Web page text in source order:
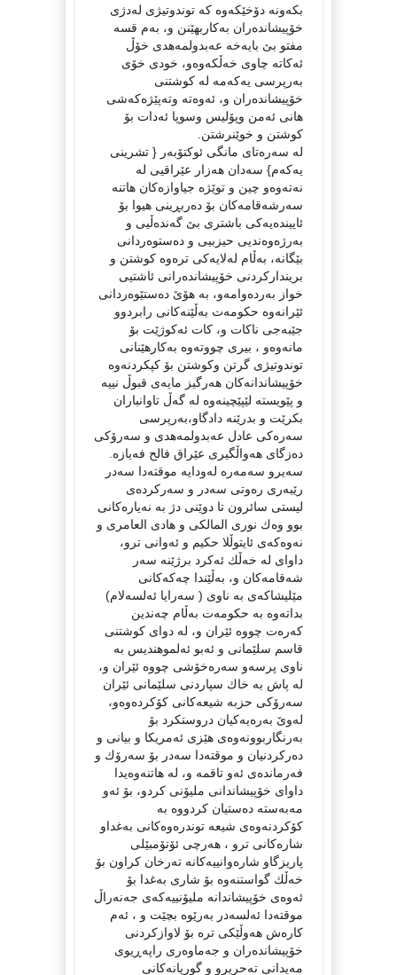
بكه‌ونه‌ دۆخێكه‌وه‌ كه‌ توندوتیژی له‌دژی
خۆپیشانده‌ران به‌كاربهێنن و، به‌م قسه‌
مفتو بێ بایه‌خه‌ عه‌بدولمه‌هدی خۆڵ
ئه‌كاته‌ چاوی خه‌ڵكه‌وه‌و، خودی خۆی
به‌رپرسی یه‌كه‌مه‌ له‌ كوشتنی
خۆپیشانده‌ران و، ئه‌وه‌ته‌ وته‌پێژه‌كه‌شی
هانی ئه‌من وپۆلیس وسوپا ئه‌دات بۆ
كوشتن و خوێنرشتن.
له‌ سه‌ره‌تای مانگی ئوكتۆبه‌ر { تشرینی
یه‌كه‌م} سه‌دان هه‌زار عێراقیی له‌
نه‌ته‌وه‌و چین و توێژه‌ جیاوازەکان هاتنە
سه‌رشه‌قامه‌كان بۆ ده‌ربڕینی هیوا بۆ
ئایینده‌یه‌كی باشتری بێ گه‌نده‌ڵیی و
به‌رژه‌وه‌ندیی حیزبیی و ده‌ستوه‌ردانی
بێگانه‌، بەڵام له‌لایه‌كی تره‌وه‌ كوشتن و
برینداركردنی خۆپیشانده‌رانی ئاشتیی
خواز به‌رده‌وامه‌و، به‌ هۆێ ده‌ستێوه‌ردانی
ئێرانه‌وه‌ حكومه‌ت به‌ڵێنەکانی رابردوو
جێبه‌جی ناكات و، كات ئه‌كوژێت بۆ
مانه‌وه‌و ، بیری چووته‌وه‌ به‌كارهێنانی
توندوتیژی گرتن وكوشتن بۆ كپكردنه‌وه‌
خۆپیشاندانه‌كان هه‌رگیز مایه‌ی قبوڵ نییه‌
و پێویسته‌ لێپێچینه‌وه له‌ گه‌ڵ تاوانباران
بكرێت و بدرێنه‌ دادگاو،به‌رپرسی
سه‌ره‌كی عادل عه‌بدولمه‌هدی و سه‌رۆكی
ده‌زگای هه‌واڵگیری عێراق فالح فه‌یازه.‌‌
سه‌یرو سه‌مه‌ره‌ له‌ودایه‌ موقته‌دا سه‌در
رێبه‌ری ره‌وتی سه‌در و سه‌ركرده‌ی
لیستی سائرو‌ن تا دوێنی دژ به‌ نه‌یاره‌كانی
بوو وه‌ك نوری المالكی و هادی العامری و
نه‌وه‌كه‌ی ئایتوڵلا حكیم و ئه‌وانی ترو،
داوای له‌ خه‌ڵك ئه‌كرد برژێنه‌ سه‌ر
شه‌قامه‌كان و، به‌ڵێندا چه‌كه‌كانی
مێلیشاكه‌ی به‌ ناوی ( سه‌رایا ئه‌لسه‌لام)
بداته‌وه‌ به‌ حكومه‌ت به‌ڵام چه‌ندین
كه‌ره‌ت چووه‌ ئێران و، له‌ دوای كوشتنی
قاسم سلێمانی و ئه‌بو ئه‌لموهندیس به‌
ناوی پرسه‌و سه‌ره‌خۆشی چووه‌ ئێران و،
له‌ پاش به‌ خاك سپاردنی سلێمانی ئێران
سه‌رۆكی حزبه‌ شیعه‌كانی كۆكرده‌وه‌و،
له‌وێ به‌ره‌یه‌كیان دروستكرد بۆ
به‌رنگاربوونه‌وه‌ی هێزی ئه‌مریكا و بیانی و
ده‌ركردنیان و موقته‌دا سه‌در بۆ سه‌رۆك و
فه‌رمانده‌ی ئه‌و تاقمه‌ و، له‌ هاتنه‌وه‌یدا
داوای خۆپیشاندانی ملیۆنی كردو، بۆ ئه‌و
مه‌به‌سته‌ ده‌ستیان كردووه‌ به‌
كۆكردنه‌وه‌ی شیعه‌ توندره‌وه‌كانی به‌غداو
شاره‌كانی ترو ، هه‌رچی ئۆتۆمبێلی
پاریزگاو شاره‌وانییه‌كانه‌ ته‌رخان كراون بۆ
خه‌ڵك گواستنه‌وه‌ بۆ شاری به‌غدا بۆ
ئه‌وه‌ی خۆپیشاندانه‌ ملیۆنییه‌كه‌ی جه‌نه‌راڵ
موقته‌دا ئه‌لسه‌در به‌رێوه‌ بچێت و ، ئه‌م
كاره‌ش هه‌وڵێكی تره‌ بۆ لاوازكردنی
خۆپیشانده‌ران و جه‌ماوه‌ری راپه‌ڕیوی
مه‌یدانی ته‌حریرو و گورپانه‌كانی